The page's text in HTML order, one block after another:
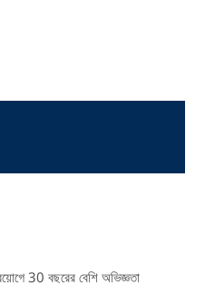
30 বছরের বেশি অভিজ্ঞতা